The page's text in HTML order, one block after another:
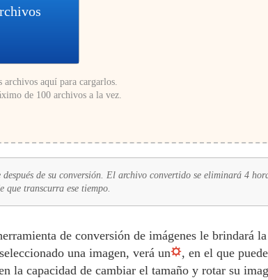
archivos aquí para cargarlos.
de 100 archivos a la vez.
de su conversión. El archivo convertido se eliminará 4
que transcurra ese tiempo.
de conversión de imágenes le brindará
una imagen, verá un
, en el que
la capacidad de cambiar el tamaño y rotar su